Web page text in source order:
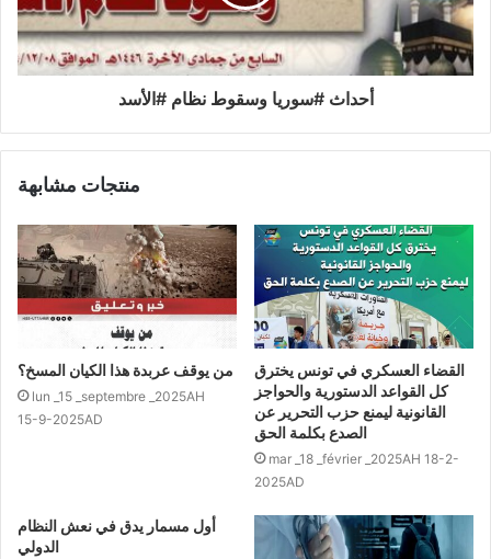
أحداث #سوريا وسقوط نظام #الأسد
منتجات مشابهة
من يوقف عربدة هذا الكيان المسخ؟
lun _15 _septembre _2025AH
15-9-2025AD
القضاء العسكري في تونس يخترق
كل القواعد الدستورية والحواجز
القانونية ليمنع حزب التحرير عن
الصدع بكلمة الحق
mar _18 _février _2025AH 18-2-
2025AD
أول مسمار يدق في نعش النظام
الدولي